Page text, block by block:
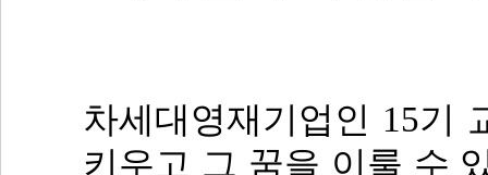
차세대영재기업인 15기
키우고 그 꿈을 이룰 수